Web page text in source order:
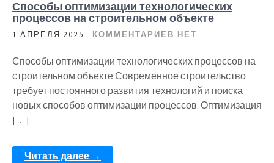
Способы оптимизации технологических
процессов на строительном объекте
1 АПРЕЛЯ 2025 КОММЕНТАРИЕВ НЕТ
Способы оптимизации технологических процессов на
строительном объекте Современное строительство
требует постоянного развития технологий и поиска
новых способов оптимизации процессов. Оптимизация
[…]
Читать далее →